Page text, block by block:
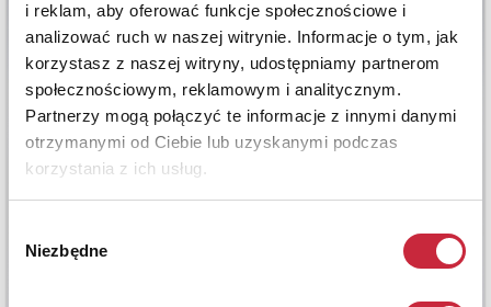
i reklam, aby oferować funkcje społecznościowe i
analizować ruch w naszej witrynie. Informacje o tym, jak
korzystasz z naszej witryny, udostępniamy partnerom
społecznościowym, reklamowym i analitycznym.
Partnerzy mogą połączyć te informacje z innymi danymi
otrzymanymi od Ciebie lub uzyskanymi podczas
korzystania z ich usług.
zgody
Niezbędne